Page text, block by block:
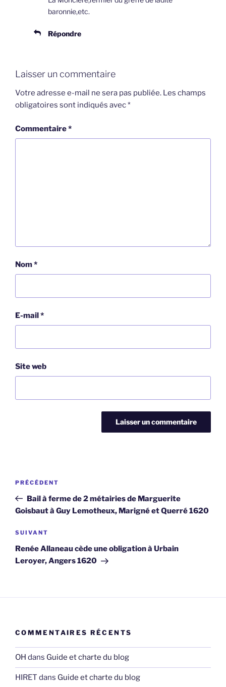
baronnie,etc.
Répondre
Laisser un commentaire
Votre adresse e-mail ne sera pas publiée. Les champs
obligatoires sont indiqués avec*
Commentaire*
Nom*
E-mail*
Site web
Navigation
l’article
Article
précédent
PRÉCÉDENT
Bail à ferme de 2 métairies de Marguerite
Goisbaut à Guy Lemotheux, Marigné et Querré 1620
Article
suivant
SUIVANT
Renée Allaneau cède une obligation à Urbain
Leroyer, Angers 1620
COMMENTAIRES RÉCENTS
OH dans Guide et charte du blog
HIRET dans Guide et charte du blog